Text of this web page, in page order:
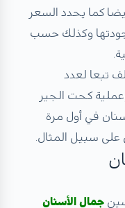
كما يحدد السعر
وكذلك حسب
تبعا لعدد
وعملية كحت الجير
في أول مرة
على سبيل المثال.
جمال الأسنان